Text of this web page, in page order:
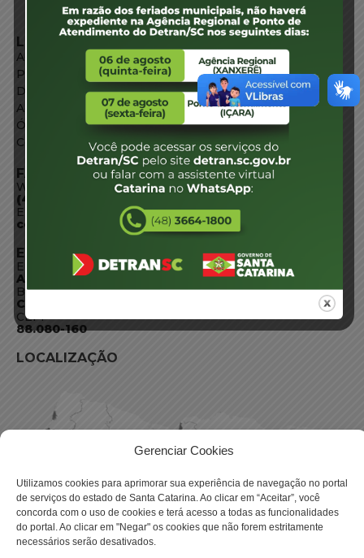
Gerenciar Cookies
Utilizamos cookies para aprimorar sua experiência de navegação no portal
de serviços do estado de Santa Catarina. Ao clicar em “Aceitar”, você
concorda com o uso de cookies e terá acesso a todas as funcionalidades
do portal. Ao clicar em "Negar" os cookies que não forem estritamente
necessários serão desativados.
LINKS EXTERNOS
Agência de Notícias
Portal de Serviços
Diário Oficial
Acesso à Informação
Órgãos do Governo
Conheça SC
FALE CONOSCO
WhatsApp:
(48) 3664-1800
E-mail:
centraldeinformacoes@detran.sc.gov.br
ENDEREÇO
Endereço:
Av. Almirante Tamandaré - 480
Bairro:
Coqueiros, Florianópolis SC
CEP:
88.080-160
LOCALIZAÇÃO